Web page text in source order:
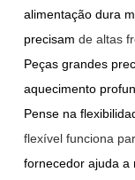
alimentação dura
precisam de altas
Peças grandes
aquecimento
Pense na
flexível funciona
fornecedor ajuda a